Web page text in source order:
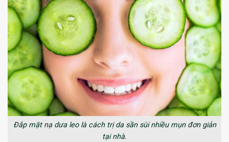
Đắp mặt nạ dưa leo là cách trị da sần sùi nhiều mụn đơn giản
tại nhà.